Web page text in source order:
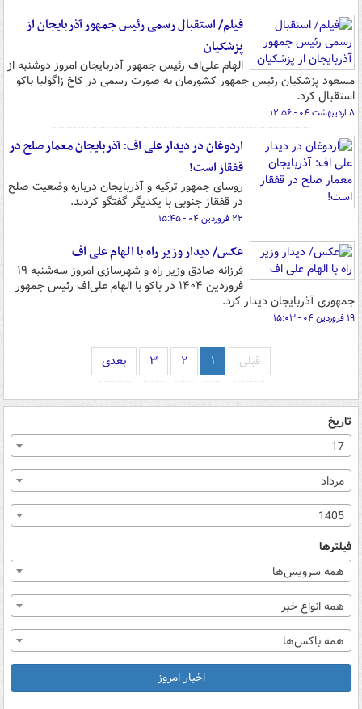
فیلم/ استقبال رسمی رئیس جمهور آذربایجان از
پزشکیان
الهام علی‌اف رئیس جمهور آذربایجان امروز دوشنبه از
مسعود پزشکیان رئیس جمهور کشورمان به صورت رسمی در کاخ زاگولبا باکو
استقبال کرد.
۸ اردیبهشت ۰۴ - ۱۲:۵۶
اردوغان در دیدار علی اف: آذربایجان معمار صلح در
قفقاز است!
روسای جمهور ترکیه و آذربایجان درباره وضعیت صلح
در قفقاز جنوبی با یکدیگر گفتگو کردند.
۲۲ فروردین ۰۴ - ۱۵:۴۵
عکس/ دیدار وزیر راه با الهام علی اف
فرزانه صادق وزیر راه و شهرسازی امروز سه‌شنبه ۱۹
فروردین ۱۴۰۴ در باکو با الهام علی‌اف رئیس جمهور
جمهوری آذربایجان دیدار کرد.
۱۹ فروردین ۰۴ - ۱۵:۰۳
قبلی ۱ ۲ ۳ بعدی
تاریخ
17
مرداد
1405
فیلترها
همه سرویس‌ها
همه انواع خبر
همه باکس‌ها
اخبار امروز